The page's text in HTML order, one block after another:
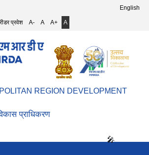
प्रवेश A- A A+ A
English
REGION DEVELOPMENT
प्राधिकरण
🎤